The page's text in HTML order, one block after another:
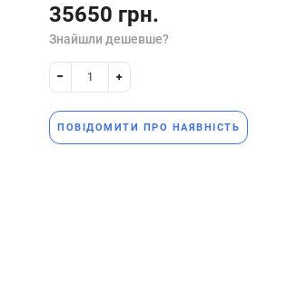
35650 грн.
Знайшли дешевше?
ПОВІДОМИТИ ПРО НАЯВНІСТЬ